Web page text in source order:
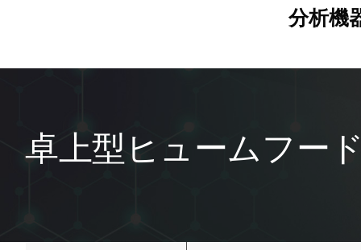
分析機
卓上型ヒュームフー